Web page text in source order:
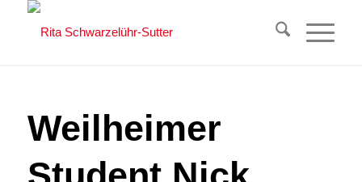
Weilheimer